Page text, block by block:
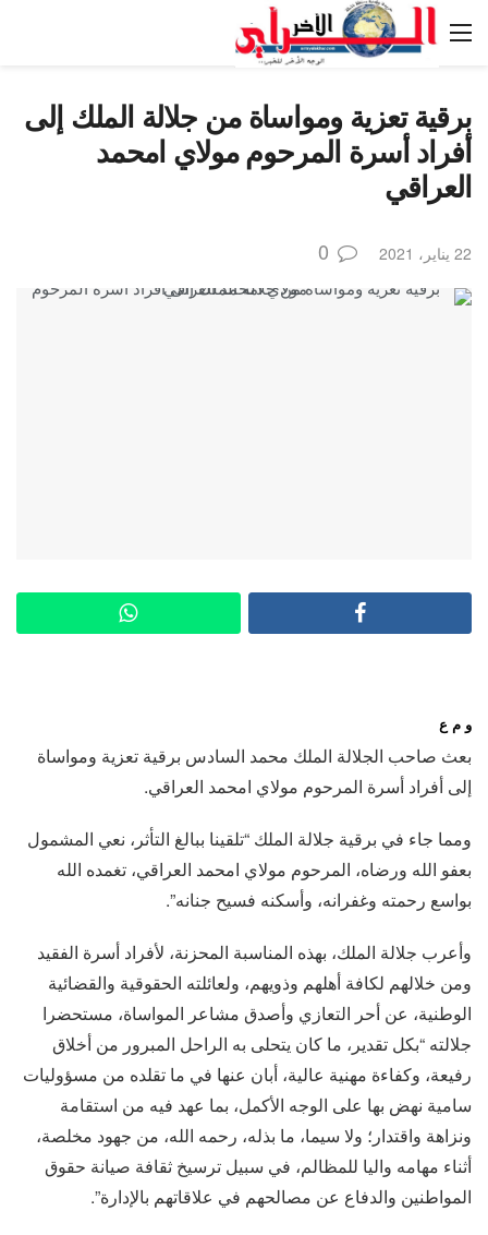
برقية تعزية ومواساة من جلالة الملك إلى
أفراد أسرة المرحوم مولاي امحمد
العراقي
22 يناير، 2021 0
و م ع
بعث صاحب الجلالة الملك محمد السادس برقية تعزية ومواساة
إلى أفراد أسرة المرحوم مولاي امحمد العراقي.
ومما جاء في برقية جلالة الملك “تلقينا ببالغ التأثر، نعي المشمول
بعفو الله ورضاه، المرحوم مولاي امحمد العراقي، تغمده الله
بواسع رحمته وغفرانه، وأسكنه فسيح جنانه”.
وأعرب جلالة الملك، بهذه المناسبة المحزنة، لأفراد أسرة الفقيد
ومن خلالهم لكافة أهلهم وذويهم، ولعائلته الحقوقية والقضائية
الوطنية، عن أحر التعازي وأصدق مشاعر المواساة، مستحضرا
جلالته “بكل تقدير، ما كان يتحلى به الراحل المبرور من أخلاق
رفيعة، وكفاءة مهنية عالية، أبان عنها في ما تقلده من مسؤوليات
سامية نهض بها على الوجه الأكمل، بما عهد فيه من استقامة
ونزاهة واقتدار؛ ولا سيما، ما بذله، رحمه الله، من جهود مخلصة،
أثناء مهامه والیا للمظالم، في سبيل ترسيخ ثقافة صيانة حقوق
المواطنين والدفاع عن مصالحهم في علاقاتهم بالإدارة”.